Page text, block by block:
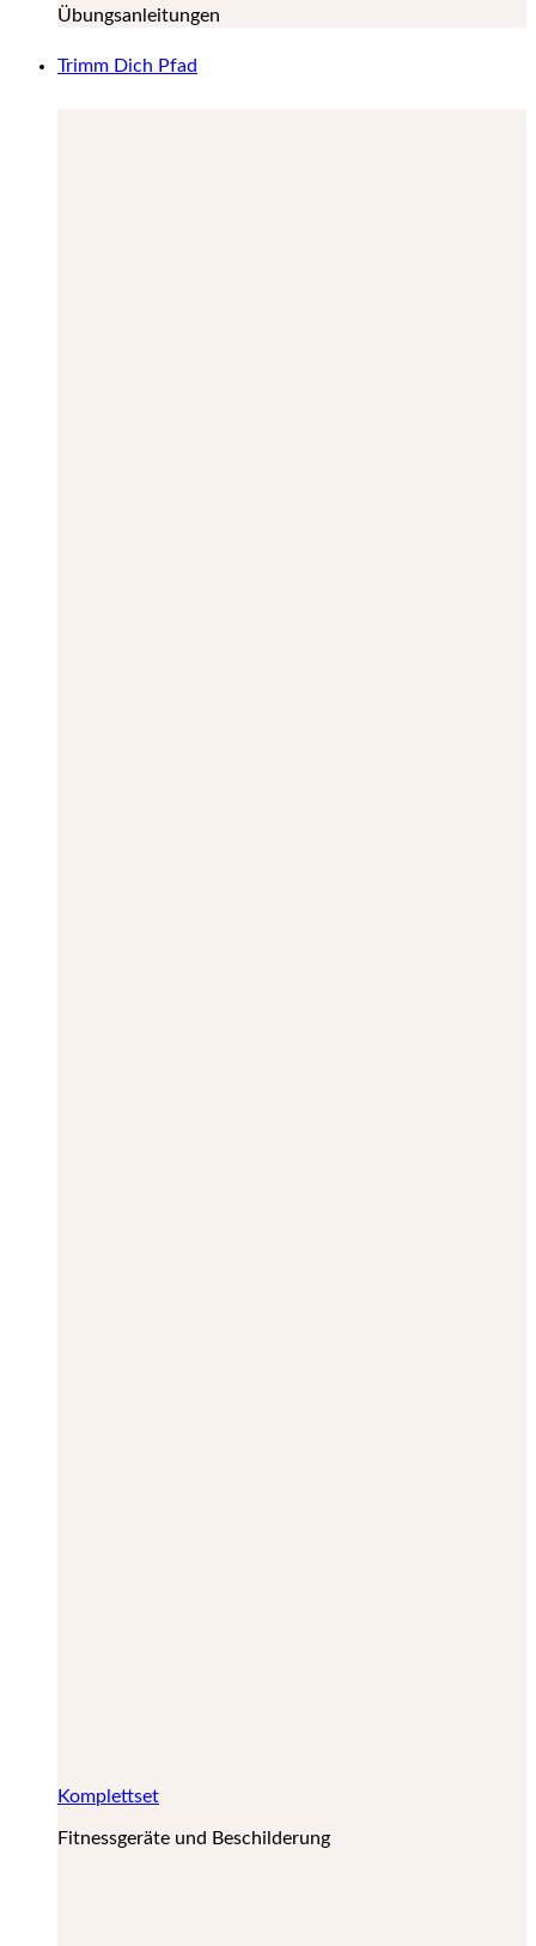
Übungsanleitungen
Trimm Dich Pfad
Komplettset
Fitnessgeräte und Beschilderung